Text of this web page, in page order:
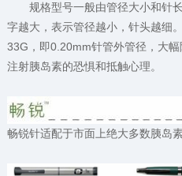
规格型号一般由管径大小和针
字越大，表示管径越小，针头越细
33G，即0.20mm针管外管径，大
注射胰岛素的恐惧和抵触心理。
畅锐针适配于市面上绝大多数胰岛